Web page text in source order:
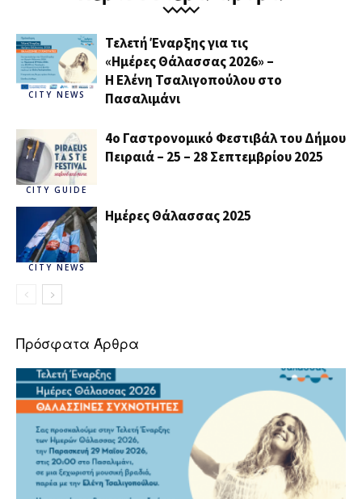
CITY NEWS
Τελετή Έναρξης για τις
«Ημέρες Θάλασσας 2026» –
H Ελένη Τσαλιγοπούλου στο
Πασαλιμάνι
CITY GUIDE
4ο Γαστρονομικό Φεστιβάλ του Δήμου
Πειραιά – 25 – 28 Σεπτεμβρίου 2025
CITY NEWS
Ημέρες Θάλασσας 2025
Πρόσφατα Άρθρα